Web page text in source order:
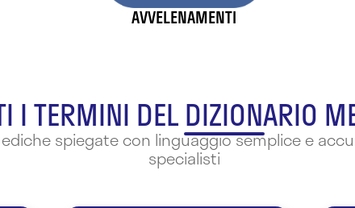
AVVELENAMENTI
I TERMINI DEL DIZIONARIO
spiegate con linguaggio semplice e
specialisti